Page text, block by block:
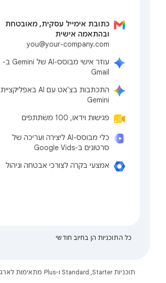
כתובת אימייל עסקית, מאובטחת
ובהתאמה אישית
you@your-company.com
עוזר אישי מבוסס-AI של Gemini ב-
Gmail
התכתבות בצ'אט עם AI באפליקציית
Gemini
פגישות וידאו, 100 משתתפים
כלי מבוסס-AI ליצירה ועריכה של
סרטונים ב-Google Vids
אמצעי בקרה לצורכי אבטחה וניהול
כל התוכניות הן בחיוב חודשי